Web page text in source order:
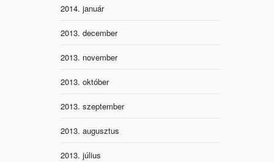
2014. január
2013. december
2013. november
2013. október
2013. szeptember
2013. augusztus
2013. július